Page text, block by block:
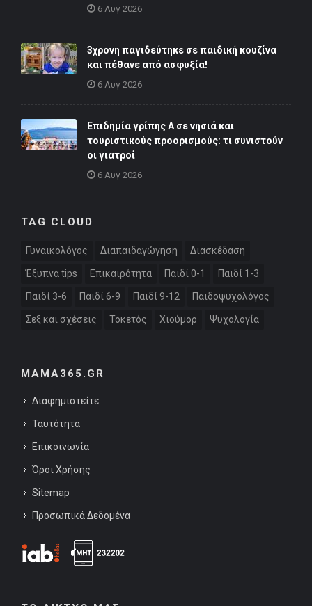
6 Αυγ 2026
3χρονη παγιδεύτηκε σε παιδική κουζίνα
και πέθανε από ασφυξία!
6 Αυγ 2026
Επιδημία γρίπης Α σε νησιά και
τουριστικούς προορισμούς: τι συνιστούν
οι γιατροί
6 Αυγ 2026
TAG CLOUD
Γυναικολόγος Διαπαιδαγώγηση Διασκέδαση
Έξυπνα tips Επικαιρότητα Παιδί 0-1 Παιδί 1-3
Παιδί 3-6 Παιδί 6-9 Παιδί 9-12 Παιδοψυχολόγος
Σεξ και σχέσεις Τοκετός Χιούμορ Ψυχολογία
MAMA365.GR
Διαφημιστείτε
Ταυτότητα
Επικοινωνία
Όροι Χρήσης
Sitemap
Προσωπικά Δεδομένα